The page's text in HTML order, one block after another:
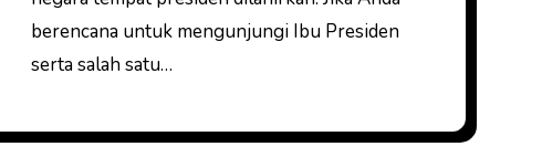
berencana untuk mengunjungi Ibu Presiden
serta salah satu…